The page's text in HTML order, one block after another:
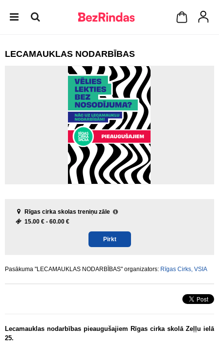
LECAMAUKLAS NODARBĪBAS
Rīgas cirka skolas treniņu zāle
15.00 € - 60.00 €
Pirkt
Pasākuma "LECAMAUKLAS NODARBĪBAS" organizators: Rīgas Cirks, VSIA
Lecamauklas nodarbības pieaugušajiem Rīgas cirka skolā Zeļļu ielā
25.